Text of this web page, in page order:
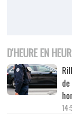
D'HEURE EN